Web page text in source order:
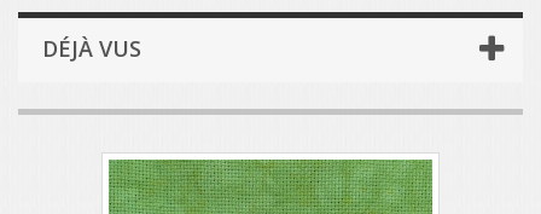
DÉJÀ VUS